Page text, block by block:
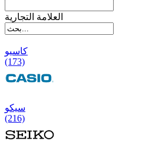
العلامة التجارية
کاسیو
(173)
سیکو
(216)